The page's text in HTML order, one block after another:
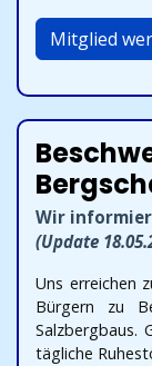
Mitglied
Wir
(Update
Uns erreichen
Bürgern zu
Salzbergbaus.
tägliche